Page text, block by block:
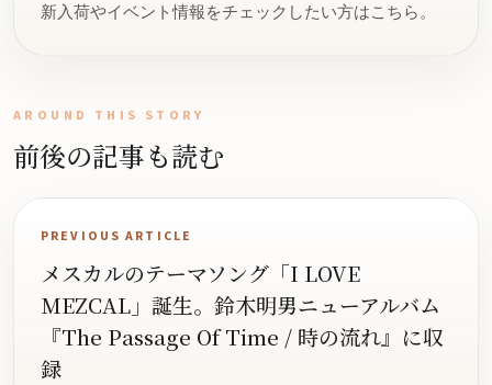
新入荷やイベント情報をチェックしたい方はこちら。
AROUND THIS STORY
前後の記事も読む
PREVIOUS ARTICLE
メスカルのテーマソング「I LOVE
MEZCAL」誕生。鈴木明男ニューアルバム
『The Passage Of Time / 時の流れ』に収
録